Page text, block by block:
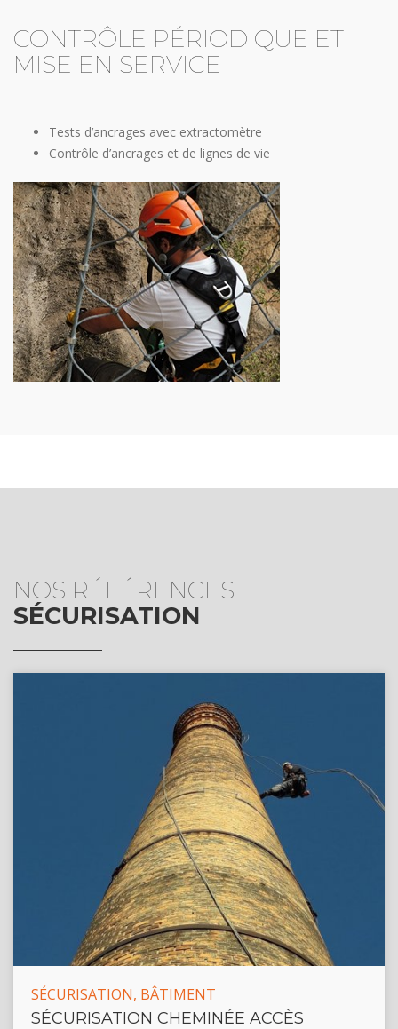
CONTRÔLE PÉRIODIQUE ET
MISE EN SERVICE
Tests d’ancrages avec extractomètre
Contrôle d’ancrages et de lignes de vie
NOS RÉFÉRENCES
SÉCURISATION
SÉCURISATION, BÂTIMENT
SÉCURISATION CHEMINÉE ACCÈS